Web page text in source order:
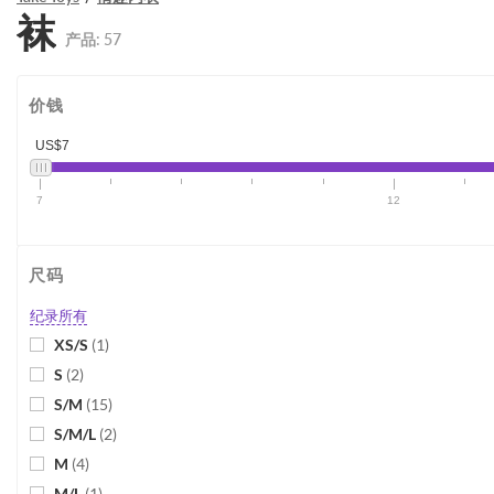
袜 产品: 57
价钱
US$7
7 12
尺码
纪录所有
XS/S (1)
S (2)
S/M (15)
S/M/L (2)
M (4)